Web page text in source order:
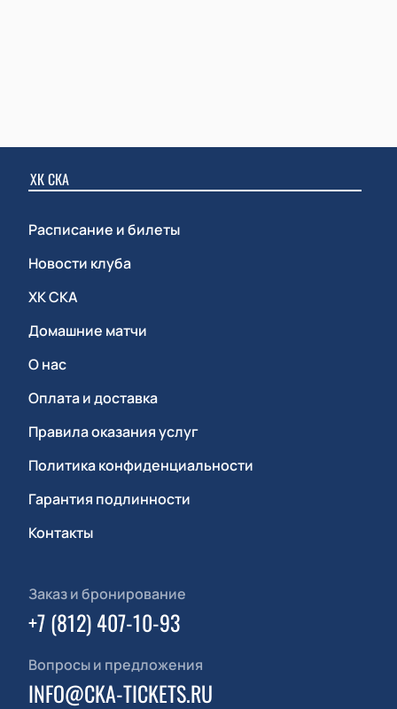
ХК СКА
Расписание и билеты
Новости клуба
ХК СКА
Домашние матчи
О нас
Оплата и доставка
Правила оказания услуг
Политика конфиденциальности
Гарантия подлинности
Контакты
Заказ и бронирование
+7 (812) 407-10-93
Вопросы и предложения
INFO@CKA-TICKETS.RU